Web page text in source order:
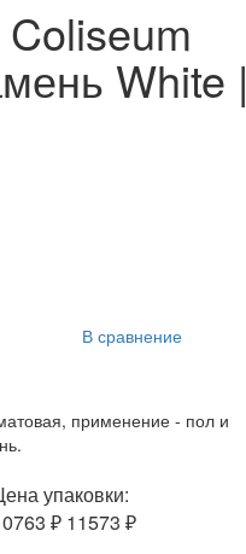
White |
В сравнение
применение - пол и
упаковки:
₽ 11573 ₽